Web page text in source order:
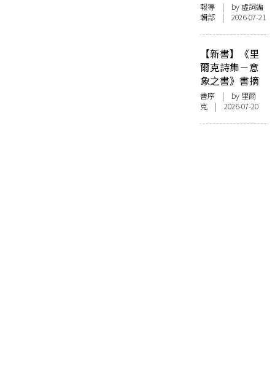
報導 | by 虛詞編
輯部 | 2026-07-21
【新書】《里
爾克詩集－意
象之書》書摘
書序 | by 里爾
克 | 2026-07-20